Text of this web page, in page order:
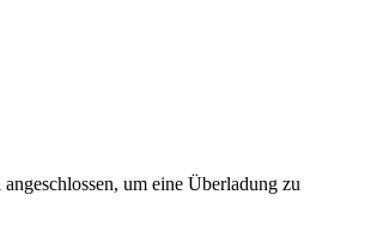
um eine Überladung zu